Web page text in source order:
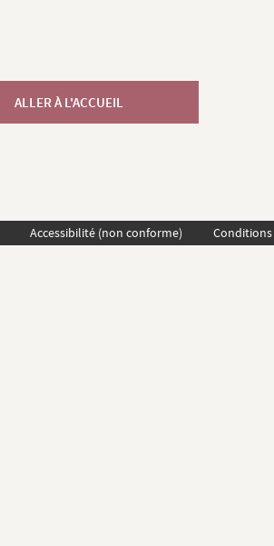
ALLER À L'ACCUEIL
Accessibilité (non conforme)